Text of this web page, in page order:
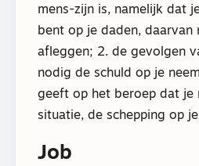
mens-zijn is, namelijk dat
bent op je daden, daarvan
afleggen; 2. de gevolgen
nodig de schuld op je
geeft op het beroep dat je
situatie, de schepping op
Job